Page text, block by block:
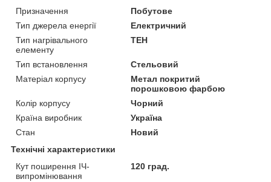
Призначення
Побутове
Тип джерела енергії
Електричний
Тип нагрівального
елементу
ТЕН
Тип встановлення
Стельовий
Матеріал корпусу
Метал покритий
порошковою фарбою
Колір корпусу
Чорний
Країна виробник
Україна
Стан
Новий
Технічні характеристики
Кут поширення ІЧ-
випромінювання
120 град.